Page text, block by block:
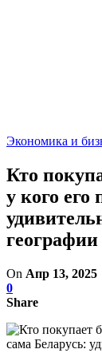
Экономика и
Кто
у кого его
географии
On Апр 13, 2025
0
Share